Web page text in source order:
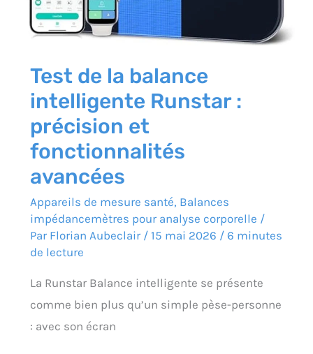
Test de la balance
intelligente Runstar :
précision et
fonctionnalités
avancées
Appareils de mesure santé, Balances
impédancemètres pour analyse corporelle /
Par Florian Aubeclair /15 mai 2026 / 6 minutes
de lecture
La Runstar Balance intelligente se présente
comme bien plus qu’un simple pèse-personne
: avec son écran
avancées